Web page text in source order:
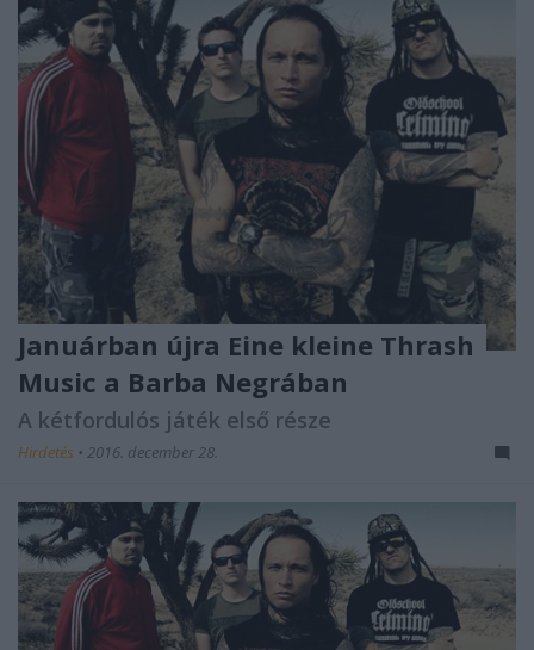
Januárban újra Eine kleine Thrash
Music a Barba Negrában
A kétfordulós játék első része
Hirdetés • 2016. december 28.